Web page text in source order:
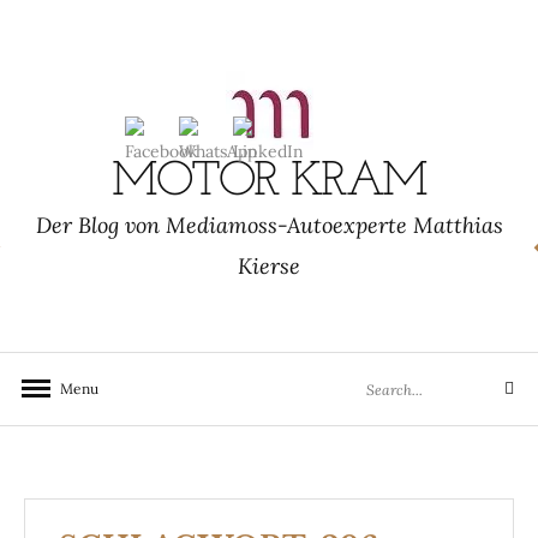
MOTOR KRAM
Der Blog von Mediamoss-Autoexperte Matthias
Kierse
Menu
for:
Search